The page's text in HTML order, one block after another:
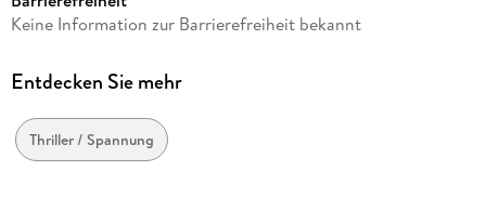
Verlag/Hersteller
Produktart
Gewicht
412 g
Keine Information zur Barrierefreiheit bekannt
Entdecken Sie mehr
Thriller / Spannung